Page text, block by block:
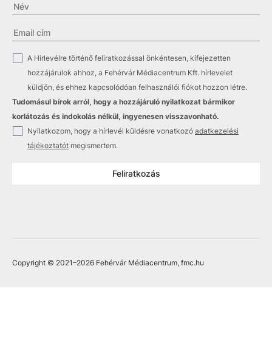
A Hírlevélre történő feliratkozással önkéntesen, kifejezetten
hozzájárulok ahhoz, a Fehérvár Médiacentrum Kft. hírlevelet
küldjön, és ehhez kapcsolódóan felhasználói fiókot hozzon létre.
Tudomásul bírok arról, hogy a hozzájáruló nyilatkozat bármikor
korlátozás és indokolás nélkül, ingyenesen visszavonható.
Nyilatkozom, hogy a hírlevél küldésre vonatkozó adatkezelési
tájékoztatót megismertem.
Feliratkozás
Copyright © 2021–2026 Fehérvár Médiacentrum, fmc.hu